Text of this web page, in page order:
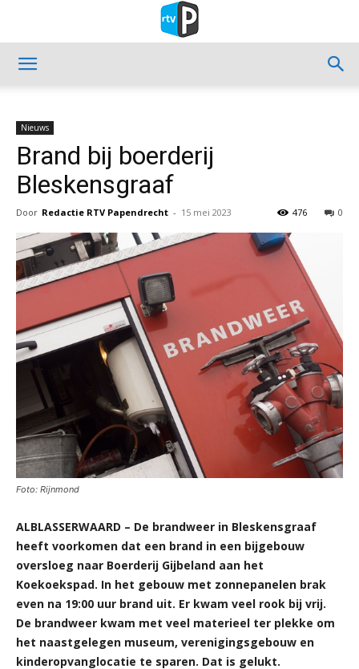
Nieuws
Brand bij boerderij
Bleskensgraaf
Door Redactie RTV Papendrecht - 15 mei 2023 0
476
Foto: Rijnmond
ALBLASSERWAARD – De brandweer in Bleskensgraaf
heeft voorkomen dat een brand in een bijgebouw
oversloeg naar Boerderij Gijbeland aan het
Koekoekspad. In het gebouw met zonnepanelen brak
even na 19:00 uur brand uit. Er kwam veel rook bij vrij.
De brandweer kwam met veel materieel ter plekke om
het naastgelegen museum, verenigingsgebouw en
kinderopvanglocatie te sparen. Dat is gelukt.